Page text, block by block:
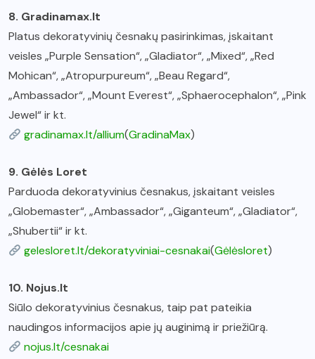
8. Gradinamax.lt
Platus dekoratyvinių česnakų pasirinkimas, įskaitant
veisles „Purple Sensation“, „Gladiator“, „Mixed“, „Red
Mohican“, „Atropurpureum“, „Beau Regard“,
„Ambassador“, „Mount Everest“, „Sphaerocephalon“, „Pink
Jewel“ ir kt.
gradinamax.lt/allium(GradinaMax)
9. Gėlės Loret
Parduoda dekoratyvinius česnakus, įskaitant veisles
„Globemaster“, „Ambassador“, „Giganteum“, „Gladiator“,
„Shubertii“ ir kt.
gelesloret.lt/dekoratyviniai-cesnakai(Gėlėsloret)
10. Nojus.lt
Siūlo dekoratyvinius česnakus, taip pat pateikia
naudingos informacijos apie jų auginimą ir priežiūrą.
nojus.lt/cesnakai